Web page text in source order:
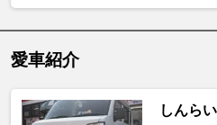
愛車紹介
しんら